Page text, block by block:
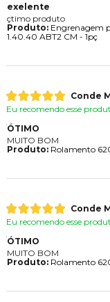
exelente
çtimo produto
Produto:Engrenagem
1.40.40 ABT2 CM - 1pç
Conde
Eu recomendo esse
ÓTIMO
MUITO BOM
Produto:Rolamento
Conde
Eu recomendo esse
ÓTIMO
MUITO BOM
Produto:Rolamento